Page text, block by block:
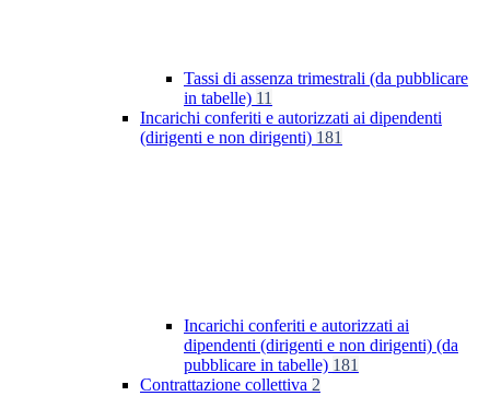
Tassi di assenza trimestrali (da pubblicare
in tabelle) 11
Incarichi conferiti e autorizzati ai dipendenti
(dirigenti e non dirigenti) 181
Incarichi conferiti e autorizzati ai
dipendenti (dirigenti e non dirigenti) (da
pubblicare in tabelle) 181
Contrattazione collettiva 2